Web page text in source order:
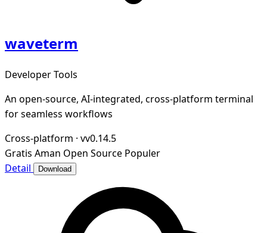
waveterm
Developer Tools
An open-source, AI-integrated, cross-platform terminal
for seamless workflows
Cross-platform · vv0.14.5
Gratis Aman Open Source Populer
Detail
Download